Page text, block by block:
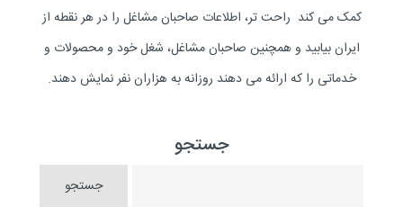
کمک می کند راحت تر، اطلاعات صاحبان مشاغل را در هر نقطه از
ایران بیابید و همچنین صاحبان مشاغل، شغل خود و محصولات و
خدماتی را که ارائه می دهند روزانه به هزاران نفر نمایش دهند.
جستجو